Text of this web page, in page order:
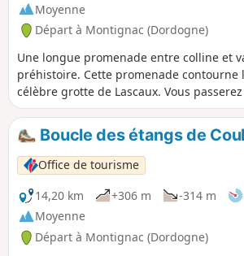
Moyenne
Départ à Montignac (Dordogne)
Une longue promenade entre colline et
préhistoire. Cette promenade contourne
célèbre grotte de Lascaux. Vous
centaines de mètres du site ouvert au
proximité du site du Régourdou, autre
Elle se prolonge ensuite sur les hauteurs
surplombent la Vézère.
Boucle des étangs de
Office de tourisme
14,20 km
+306 m -314 m
Moyenne
Départ à Montignac (Dordogne)